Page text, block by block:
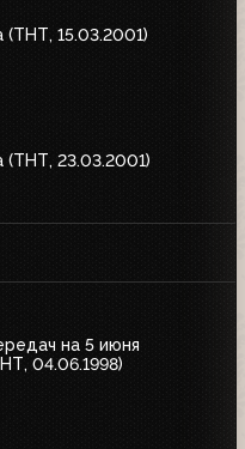
(ТНТ, 15.03.2001)
(ТНТ, 23.03.2001)
на 5 июня
04.06.1998)